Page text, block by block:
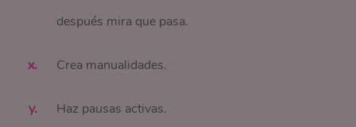
después mira que pasa.
Crea manualidades.
Haz pausas activas.